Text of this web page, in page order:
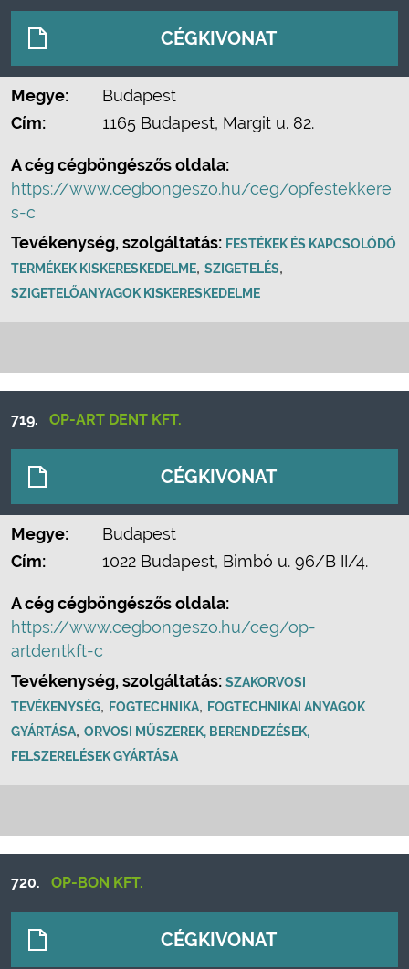
CÉGKIVONAT
Megye:
Budapest
Cím:
1165 Budapest, Margit u. 82.
A cég cégböngészős oldala:
https://www.cegbongeszo.hu/ceg/opfestekkere
s-c
Tevékenység, szolgáltatás: FESTÉKEK ÉS KAPCSOLÓDÓ
TERMÉKEK KISKERESKEDELME, SZIGETELÉS,
SZIGETELŐANYAGOK KISKERESKEDELME
719. OP-ART DENT KFT.
CÉGKIVONAT
Megye:
Budapest
Cím:
1022 Budapest, Bimbó u. 96/B II/4.
A cég cégböngészős oldala:
https://www.cegbongeszo.hu/ceg/op-
artdentkft-c
Tevékenység, szolgáltatás: SZAKORVOSI
TEVÉKENYSÉG, FOGTECHNIKA, FOGTECHNIKAI ANYAGOK
GYÁRTÁSA, ORVOSI MŰSZEREK, BERENDEZÉSEK,
FELSZERELÉSEK GYÁRTÁSA
720. OP-BON KFT.
CÉGKIVONAT